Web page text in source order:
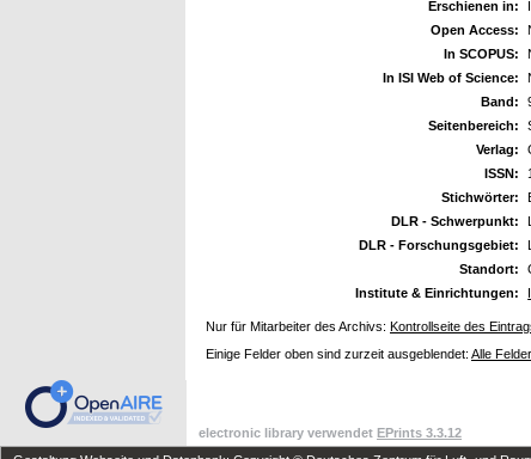
Erschienen in:
Open Access:
In SCOPUS:
In ISI Web of Science:
Band:
Seitenbereich:
Verlag:
ISSN:
Stichwörter:
DLR - Schwerpunkt:
DLR - Forschungsgebiet:
Standort:
Institute & Einrichtungen:
Nur für Mitarbeiter des Archivs: Kontrollseite des
Einige Felder oben sind zurzeit ausgeblendet: Alle
electronic library verwendet EPrints 3.3.12